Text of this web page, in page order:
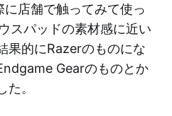
店舗で触ってみて使っ
スパッドの素材感に近い
果的にRazerのものにな
Gearのものとか
。